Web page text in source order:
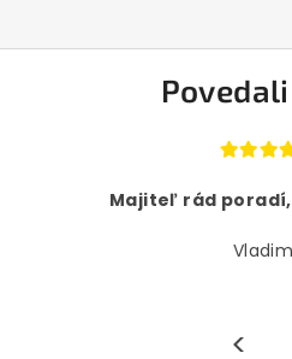
Majiteľ rád
<